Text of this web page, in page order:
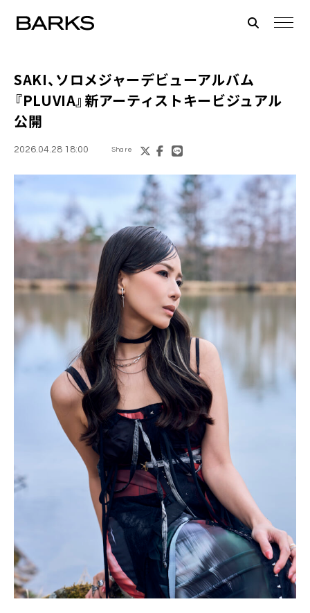
SAKI、ソロメジャーデビューアルバム
『PLUVIA』新アーティストキービジュアル
公開
2026.04.28 18:00 Share